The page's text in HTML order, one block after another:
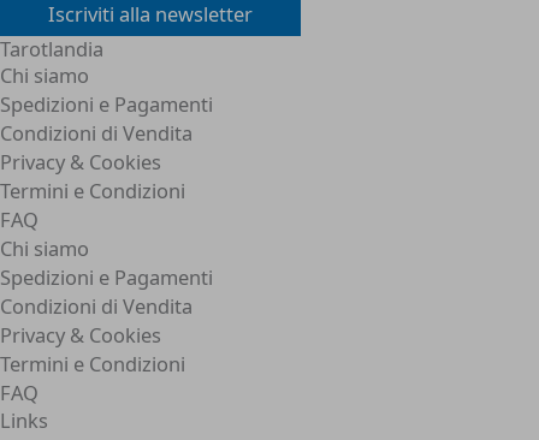
Tarotlandia
Chi siamo
Spedizioni e Pagamenti
Condizioni di Vendita
Privacy & Cookies
Termini e Condizioni
FAQ
Chi siamo
Spedizioni e Pagamenti
Condizioni di Vendita
Privacy & Cookies
Termini e Condizioni
FAQ
Links